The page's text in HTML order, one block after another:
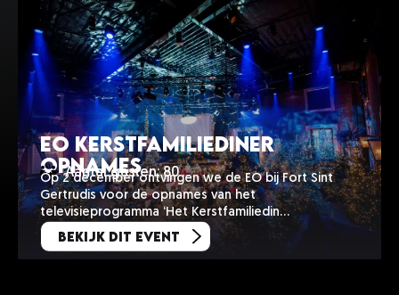
EO Kerstfamiliediner
opnames
Aantal gasten: 80
Op 2 december ontvingen we de EO bij Fort Sint
Gertrudis voor de opnames van het
televisieprogramma ‘Het Kerstfamiliedin…
Bekijk dit event